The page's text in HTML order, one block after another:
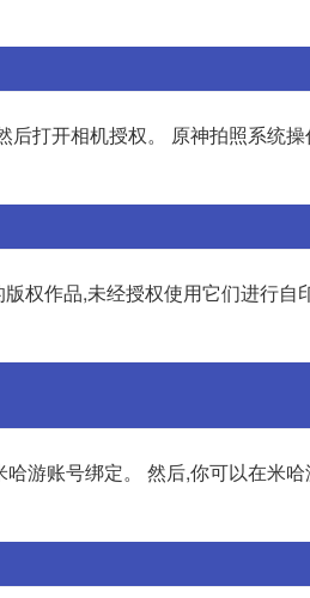
打开相机授权。 原神拍照系统
权作品,未经授权使用它们进行自
游账号绑定。 然后,你可以在米